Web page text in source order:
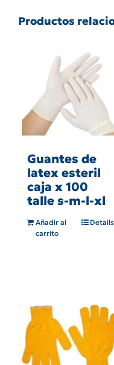
Productos
Guantes de
latex esteril
caja x 100
talle s-m-l-xl
Añadir al
carrito
Details